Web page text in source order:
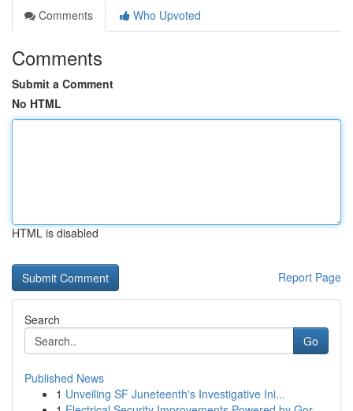
Comments
Who Upvoted
Comments
Submit a Comment
No HTML
HTML is disabled
Report Page
Search
Go
Published News
1 Unveiling SF Juneteenth's Investigative Ini...